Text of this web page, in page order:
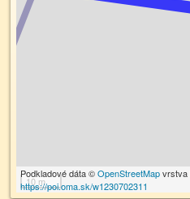
10 m
Podkladové dáta ©OpenStreetMapvrstva
https://poi.oma.sk/w1230702311